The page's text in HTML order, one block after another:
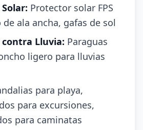
Protector solar FPS
ala ancha, gafas de sol
Lluvia: Paraguas
ligero para lluvias
para playa,
para excursiones,
para caminatas